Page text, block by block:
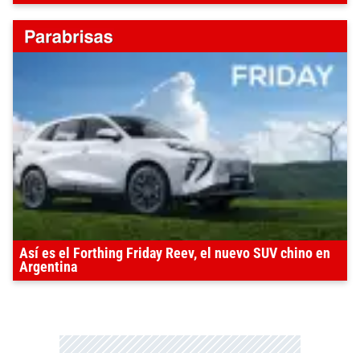
Así es el Forthing Friday Reev, el nuevo SUV chino en
Argentina